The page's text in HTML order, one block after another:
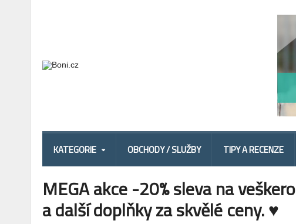
KATEGORIE OBCHODY / SLUŽBY TIPY A RECENZE
MEGA akce -20% sleva na
a další doplňky za skvělé ceny. ♥